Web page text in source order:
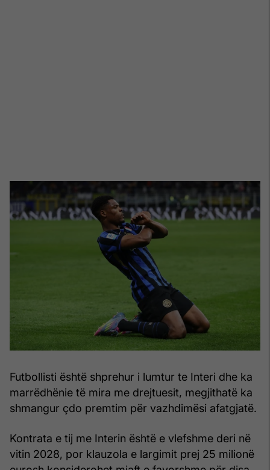
Futbollisti është shprehur i lumtur te Interi dhe ka
marrëdhënie të mira me drejtuesit, megjithatë ka
shmangur çdo premtim për vazhdimësi afatgjatë.
Kontrata e tij me Interin është e vlefshme deri në
vitin 2028, por klauzola e largimit prej 25 milionë